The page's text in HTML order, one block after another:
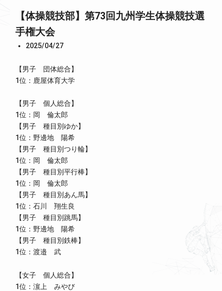
【体操競技部】第73回九州学生体操競技選
手権大会
2025/04/27
【男子 団体総合】
1位：鹿屋体育大学
【男子 個人総合】
1位：岡 倫太郎
【男子 種目別ゆか】
1位：野邊地 陽希
【男子 種目別つり輪】
1位：岡 倫太郎
【男子 種目別平行棒】
1位：岡 倫太郎
【男子 種目別あん馬】
1位：石川 翔生良
【男子 種目別跳馬】
1位：野邊地 陽希
【男子 種目別鉄棒】
1位：渡邉 武
【女子 個人総合】
1位：濵上 みやび